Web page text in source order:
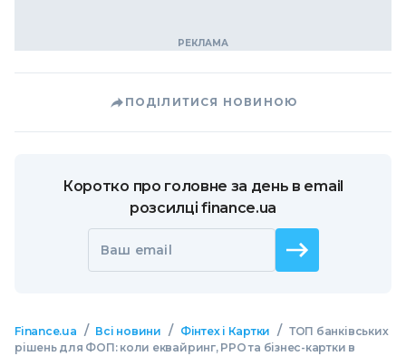
ПОДІЛИТИСЯ НОВИНОЮ
Коротко про головне за день в email
розсилці finance.ua
Ваш email
Finance.ua / Всі новини / Фінтех і Картки / ТОП банківських
рішень для ФОП: коли еквайринг, РРО та бізнес-картки в